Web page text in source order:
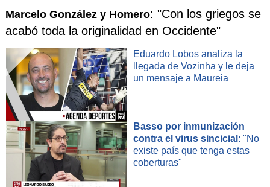
Marcelo González y Homero: "Con los griegos se
acabó toda la originalidad en Occidente"
Eduardo Lobos analiza la
llegada de Vozinha y le deja
un mensaje a Maureia
Basso por inmunización
contra el virus sincicial : "No
existe país que tenga estas
coberturas"